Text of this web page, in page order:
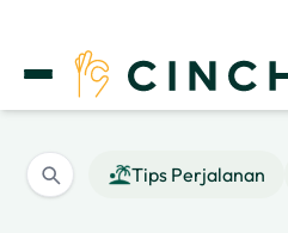
Tips Perjalanan